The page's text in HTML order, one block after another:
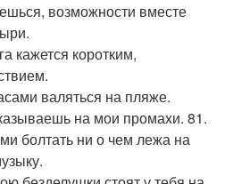
возможности вместе
кажется коротким,
валяться на пляже.
на мои промахи. 81.
болтать ни о чем лежа на